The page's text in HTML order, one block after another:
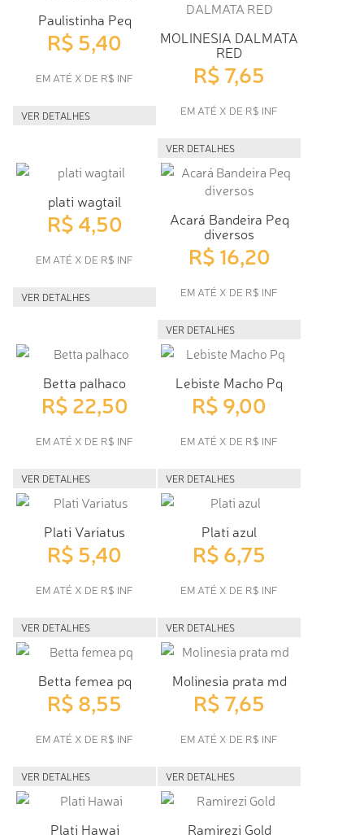
Paulistinha Peq
R$ 5,40
EM ATÉ X DE R$ INF
VER DETALHES
MOLINESIA DALMATA
RED
R$ 7,65
EM ATÉ X DE R$ INF
VER DETALHES
plati wagtail
R$ 4,50
EM ATÉ X DE R$ INF
VER DETALHES
Acará Bandeira Peq
diversos
R$ 16,20
EM ATÉ X DE R$ INF
VER DETALHES
Betta palhaco
R$ 22,50
EM ATÉ X DE R$ INF
VER DETALHES
Lebiste Macho Pq
R$ 9,00
EM ATÉ X DE R$ INF
VER DETALHES
Plati Variatus
R$ 5,40
EM ATÉ X DE R$ INF
VER DETALHES
Plati azul
R$ 6,75
EM ATÉ X DE R$ INF
VER DETALHES
Betta femea pq
R$ 8,55
EM ATÉ X DE R$ INF
VER DETALHES
Molinesia prata md
R$ 7,65
EM ATÉ X DE R$ INF
VER DETALHES
Plati Hawai Ramirezi Gold